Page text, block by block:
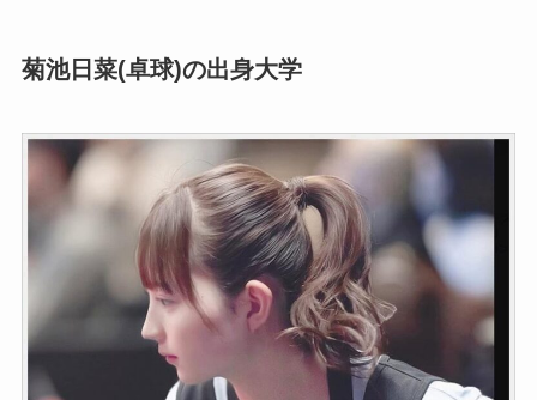
菊池日菜(卓球)の出身大学